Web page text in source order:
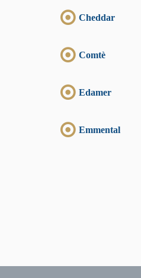
Cheddar
Comtè
Edamer
Emmental